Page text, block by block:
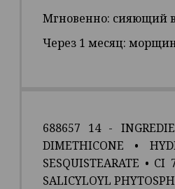
Мгновенно: сияющий
Через 1 месяц:
688657 14 -
DIMETHICONE •
SESQUISTEARATE • CI
SALICYLOYL